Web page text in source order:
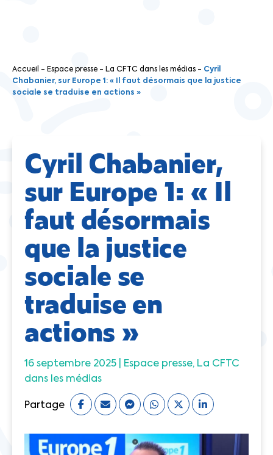
Accueil - Espace presse - La CFTC dans les médias - Cyril
Chabanier, sur Europe 1: « Il faut désormais que la justice
sociale se traduise en actions »
Cyril Chabanier,
sur Europe 1: « Il
faut désormais
que la justice
sociale se
traduise en
actions »
16 septembre 2025 | Espace presse La CFTC
dans les médias
Partage